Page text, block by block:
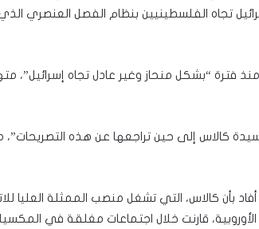
تجاه الفلسطينيين بنظام الفصل العنصري
“بشكل منحاز وغير عادل تجاه إسرائيل”،
كالاس إلى حين تراجعها عن هذه التصريحات”،
بأن كالاس، التي تشغل منصب الممثلة العليا
قارنت خلال اجتماعات مغلقة في